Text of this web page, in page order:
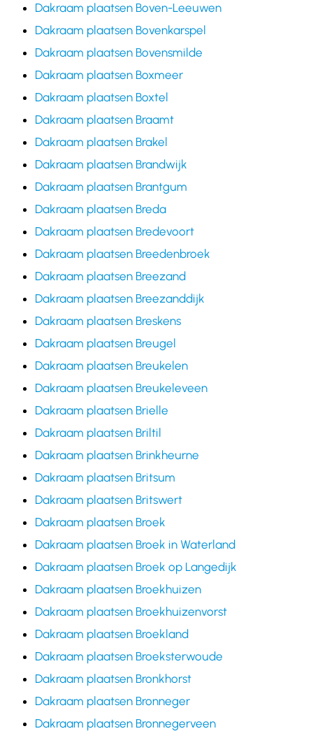
Dakraam plaatsen Boven-Leeuwen
Dakraam plaatsen Bovenkarspel
Dakraam plaatsen Bovensmilde
Dakraam plaatsen Boxmeer
Dakraam plaatsen Boxtel
Dakraam plaatsen Braamt
Dakraam plaatsen Brakel
Dakraam plaatsen Brandwijk
Dakraam plaatsen Brantgum
Dakraam plaatsen Breda
Dakraam plaatsen Bredevoort
Dakraam plaatsen Breedenbroek
Dakraam plaatsen Breezand
Dakraam plaatsen Breezanddijk
Dakraam plaatsen Breskens
Dakraam plaatsen Breugel
Dakraam plaatsen Breukelen
Dakraam plaatsen Breukeleveen
Dakraam plaatsen Brielle
Dakraam plaatsen Briltil
Dakraam plaatsen Brinkheurne
Dakraam plaatsen Britsum
Dakraam plaatsen Britswert
Dakraam plaatsen Broek
Dakraam plaatsen Broek in Waterland
Dakraam plaatsen Broek op Langedijk
Dakraam plaatsen Broekhuizen
Dakraam plaatsen Broekhuizenvorst
Dakraam plaatsen Broekland
Dakraam plaatsen Broeksterwoude
Dakraam plaatsen Bronkhorst
Dakraam plaatsen Bronneger
Dakraam plaatsen Bronnegerveen